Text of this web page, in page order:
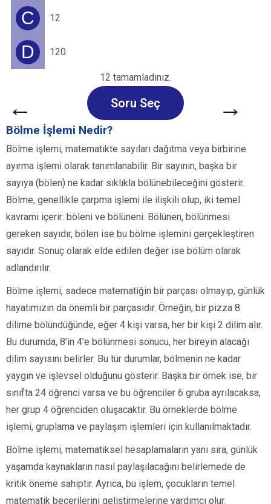
C 12
D 120
12 tamamladınız.
← Soru Seç →
Bölme İşlemi Nedir?
Bölme işlemi, matematikte sayıları dağıtma veya birbirine
ayırma işlemi olarak tanımlanabilir. Bir sayının, başka bir
sayıya (bölen) ne kadar sıklıkla bölünebileceğini gösterir.
Bölme, genellikle çarpma işlemi ile ilişkili olup, iki temel
kavramı içerir: böleni ve bölüneni. Bölünen, bölünmesi
gereken sayıdır, bölen ise bu bölme işlemini gerçekleştiren
sayıdır. Sonuç olarak elde edilen değer ise bölüm olarak
adlandırılır.
Bölme işlemi, sadece matematiğin bir parçası olmayıp, günlük
hayatımızın da önemli bir parçasıdır. Örneğin, bir pizza 8
dilime bölündüğünde, eğer 4 kişi varsa, her bir kişi 2 dilim alır.
Bu durumda, 8’in 4’e bölünmesi sonucu, her bireyin alacağı
dilim sayısını belirler. Bu tür durumlar, bölmenin ne kadar
yaygın ve işlevsel olduğunu gösterir. Başka bir örnek ise, bir
sınıfta 24 öğrenci varsa ve bu öğrenciler 6 gruba ayrılacaksa,
her grup 4 öğrenciden oluşacaktır. Bu örneklerde bölme
işlemi, gruplama ve paylaşım işlemleri için kullanılmaktadır.
Bölme işlemi, matematiksel hesaplamaların yanı sıra, günlük
yaşamda kaynakların nasıl paylaşılacağını belirlemede de
kritik öneme sahiptir. Ayrıca, bu işlem, çocukların temel
matematik becerilerini geliştirmelerine yardımcı olur.